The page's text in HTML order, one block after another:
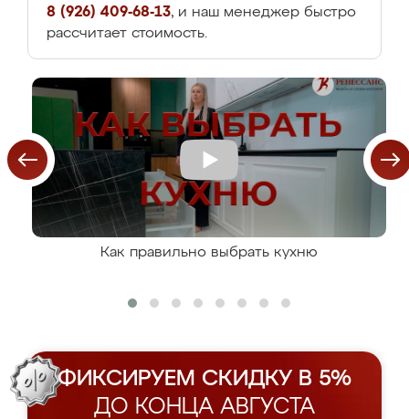
8 (926) 409-68-13, и наш менеджер быстро
рассчитает стоимость.
Как правильно выбрать кухню
ФИКСИРУЕМ СКИДКУ В 5%
ДО КОНЦА АВГУСТА